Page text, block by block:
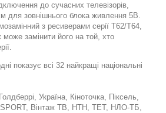
до сучасних телевізорів,
для зовнішнього блока живлення 5В.
з ресиверами серії T62/T64,
замінити його на той, хто
показує всі 32 найкращі національні
Україна, Кіноточка, Піксель,
Вінтаж ТВ, НТН, ТЕТ, НЛО-ТБ,